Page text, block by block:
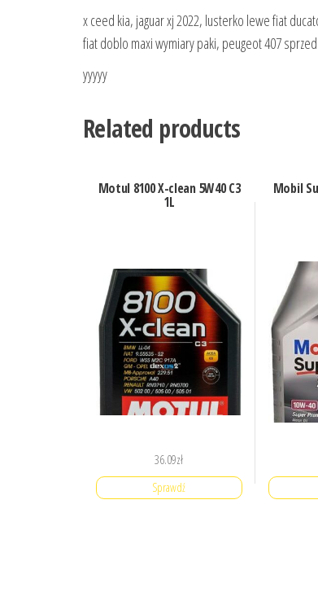
x ceed kia, jaguar xj 2022, lusterko lewe fiat
fiat doblo maxi wymiary paki, peugeot 407
yyyyy
Related products
Motul 8100 X-clean 5W40 C3
1L
36.09zł
Sprawdź
Mobil